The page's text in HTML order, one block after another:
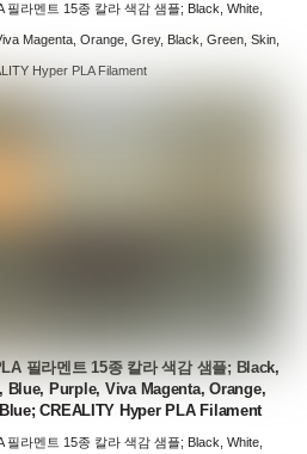
라멘트 15종 칼라 색감 샘플; Black, White,
Magenta, Orange, Grey, Black, Green, Skin,
Hyper PLA Filament
필라멘트 15종 칼라 색감 샘플; Black,
Blue, Purple, Viva Magenta, Orange,
CREALITY Hyper PLA Filament
라멘트 15종 칼라 색감 샘플; Black, White,